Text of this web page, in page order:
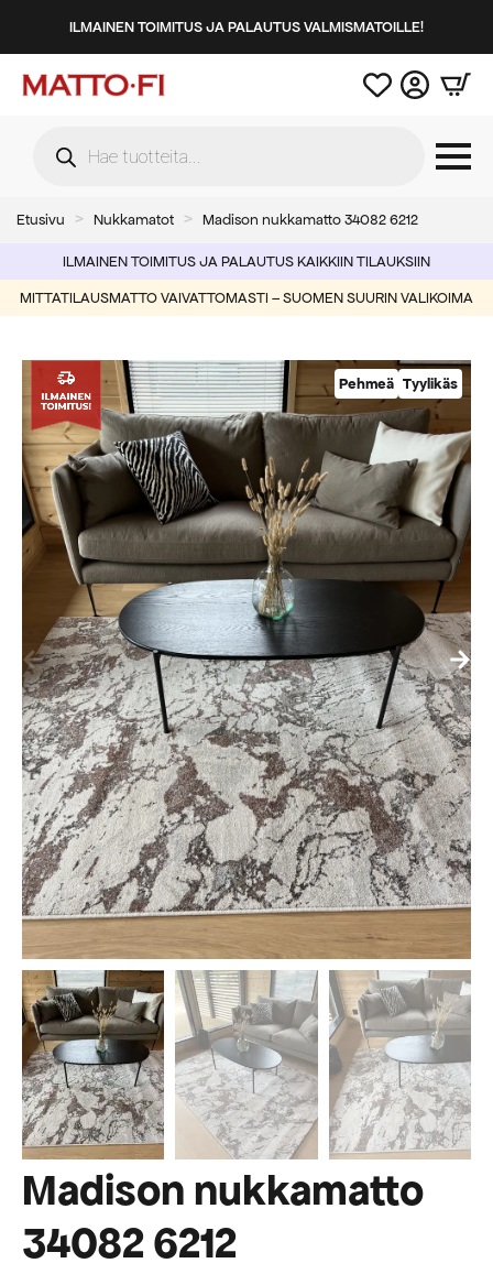
ILMAINEN TOIMITUS JA PALAUTUS VALMISMATOILLE!
search
Etusivu Nukkamatot Madison nukkamatto 34082 6212
ILMAINEN TOIMITUS JA PALAUTUS KAIKKIIN TILAUKSIIN
MITTATILAUSMATTO VAIVATTOMASTI – SUOMEN SUURIN VALIKOIMA
Pehmeä Tyylikäs
Madison nukkamatto
34082 6212